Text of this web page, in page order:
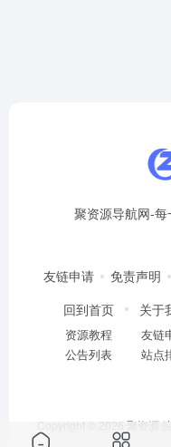
聚资源导航网-
友链申请 免责声明
回到首页
资源教程
公告列表
关于
友链
站点
Copyright © 2026 聚资源